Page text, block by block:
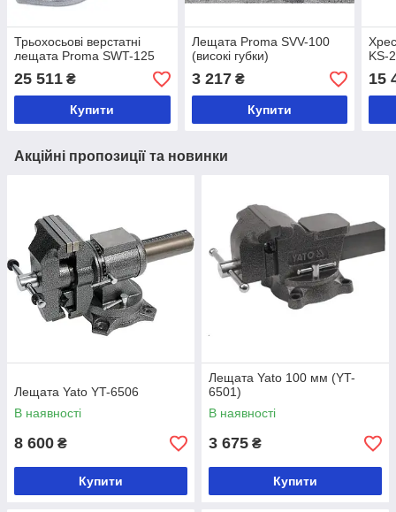
Трьохосьові верстатні
лещата Proma SWT-125
25 511 ₴
Купити
Лещата Proma SVV-100
(високі губки)
3 217₴
Купити
KS-
15
Акційні пропозиції та новинки
Лещата Yato YT-6506
В наявності
8 600 ₴
Купити
Лещата Yato 100 мм (YT-
6501)
В наявності
3 675 ₴
Купити